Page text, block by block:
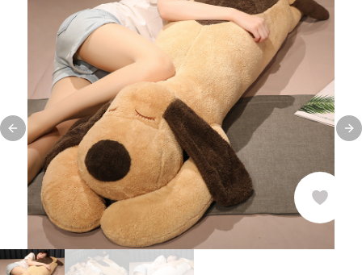
Previous slide